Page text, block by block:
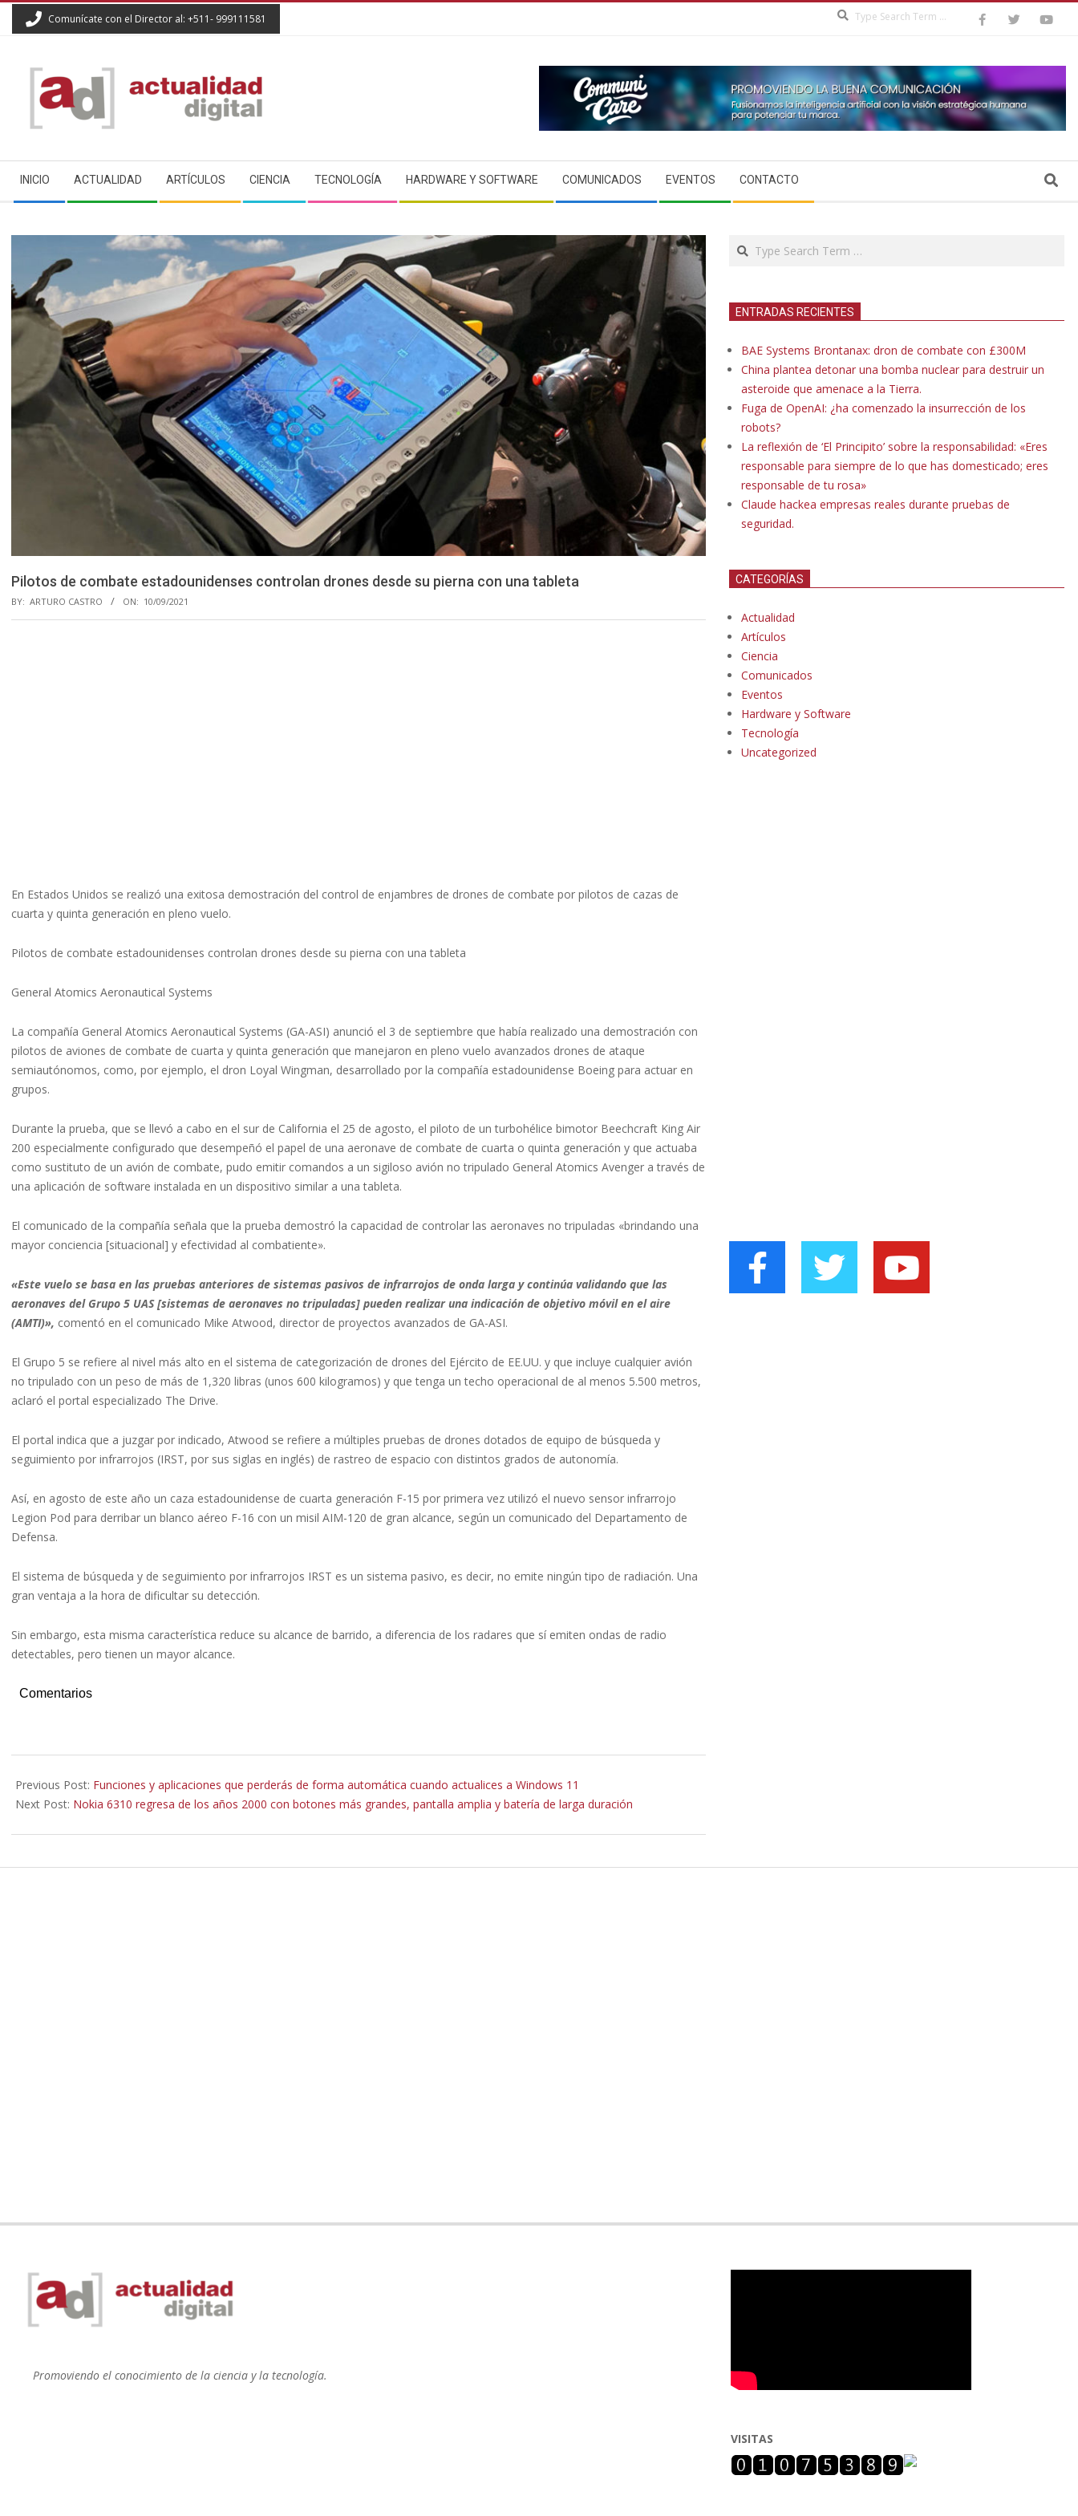
Comunícate con el Director al: +511- 999111581
ACTUALIDAD
DIGITAL
Navigation
Menu
INICIO ACTUALIDAD ARTÍCULOS CIENCIA TECNOLOGÍA HARDWARE Y SOFTWARE COMUNICADOS EVENTOS CONTACTO Search
Pilotos de combate estadounidenses controlan drones desde su pierna con una tableta
BY: ARTURO CASTRO ON: 10/09/2021
En Estados Unidos se realizó una exitosa demostración del control de enjambres de drones de combate por pilotos de cazas de
cuarta y quinta generación en pleno vuelo.
Pilotos de combate estadounidenses controlan drones desde su pierna con una tableta
General Atomics Aeronautical Systems
La compañía General Atomics Aeronautical Systems (GA-ASI) anunció el 3 de septiembre que había realizado una demostración con
pilotos de aviones de combate de cuarta y quinta generación que manejaron en pleno vuelo avanzados drones de ataque
semiautónomos, como, por ejemplo, el dron Loyal Wingman, desarrollado por la compañía estadounidense Boeing para actuar en
grupos.
Durante la prueba, que se llevó a cabo en el sur de California el 25 de agosto, el piloto de un turbohélice bimotor Beechcraft King Air
200 especialmente configurado que desempeñó el papel de una aeronave de combate de cuarta o quinta generación y que actuaba
como sustituto de un avión de combate, pudo emitir comandos a un sigiloso avión no tripulado General Atomics Avenger a través de
una aplicación de software instalada en un dispositivo similar a una tableta.
El comunicado de la compañía señala que la prueba demostró la capacidad de controlar las aeronaves no tripuladas «brindando una
mayor conciencia [situacional] y efectividad al combatiente».
«Este vuelo se basa en las pruebas anteriores de sistemas pasivos de infrarrojos de onda larga y continúa validando que las
aeronaves del Grupo 5 UAS [sistemas de aeronaves no tripuladas] pueden realizar una indicación de objetivo móvil en el aire
(AMTI)», comentó en el comunicado Mike Atwood, director de proyectos avanzados de GA-ASI.
El Grupo 5 se refiere al nivel más alto en el sistema de categorización de drones del Ejército de EE.UU. y que incluye cualquier avión
no tripulado con un peso de más de 1,320 libras (unos 600 kilogramos) y que tenga un techo operacional de al menos 5.500 metros,
aclaró el portal especializado The Drive.
El portal indica que a juzgar por indicado, Atwood se refiere a múltiples pruebas de drones dotados de equipo de búsqueda y
seguimiento por infrarrojos (IRST, por sus siglas en inglés) de rastreo de espacio con distintos grados de autonomía.
Así, en agosto de este año un caza estadounidense de cuarta generación F-15 por primera vez utilizó el nuevo sensor infrarrojo
Legion Pod para derribar un blanco aéreo F-16 con un misil AIM-120 de gran alcance, según un comunicado del Departamento de
Defensa.
El sistema de búsqueda y de seguimiento por infrarrojos IRST es un sistema pasivo, es decir, no emite ningún tipo de radiación. Una
gran ventaja a la hora de dificultar su detección.
Sin embargo, esta misma característica reduce su alcance de barrido, a diferencia de los radares que sí emiten ondas de radio
detectables, pero tienen un mayor alcance.
Comentarios
09-
10
Previous Post: Funciones y aplicaciones que perderás de forma automática cuando actualices a Windows 11
Next Post: Nokia 6310 regresa de los años 2000 con botones más grandes, pantalla amplia y batería de larga duración
Search
ENTRADAS RECIENTES
BAE Systems Brontanax: dron de combate con £300M
China plantea detonar una bomba nuclear para destruir un
asteroide que amenace a la Tierra.
Fuga de OpenAI: ¿ha comenzado la insurrección de los
robots?
La reflexión de ‘El Principito’ sobre la responsabilidad: «Eres
responsable para siempre de lo que has domesticado; eres
responsable de tu rosa»
Claude hackea empresas reales durante pruebas de
seguridad.
CATEGORÍAS
Actualidad
Artículos
Ciencia
Comunicados
Eventos
Hardware y Software
Tecnología
Uncategorized
Promoviendo el conocimiento de la ciencia y la tecnología.
VISITAS